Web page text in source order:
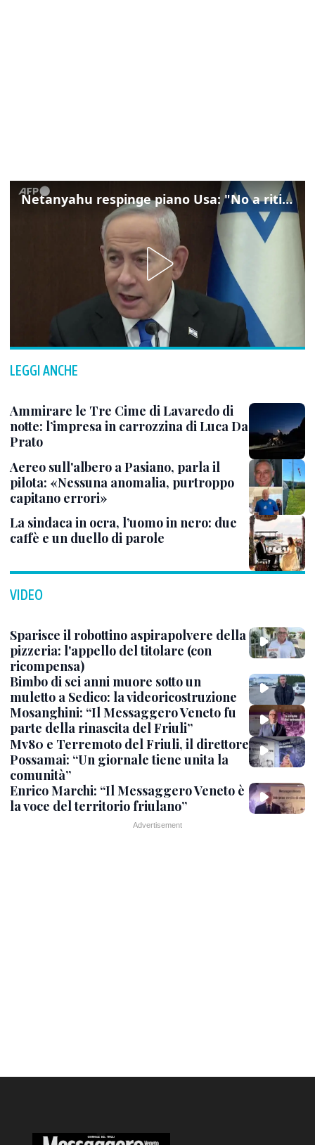
Netanyahu respinge piano Usa: "No a ritiro Idf senza disarmo Hamas"
LEGGI ANCHE
Ammirare le Tre Cime di Lavaredo di
notte: l’impresa in carrozzina di Luca Da
Prato
Aereo sull'albero a Pasiano, parla il
pilota: «Nessuna anomalia, purtroppo
capitano errori»
La sindaca in ocra, l’uomo in nero: due
caffè e un duello di parole
VIDEO
Sparisce il robottino aspirapolvere della
pizzeria: l'appello del titolare (con
ricompensa)
Bimbo di sei anni muore sotto un
muletto a Sedico: la videoricostruzione
Mosanghini: “Il Messaggero Veneto fu
parte della rinascita del Friuli”
Mv80 e Terremoto del Friuli, il direttore
Possamai: “Un giornale tiene unita la
comunità”
Enrico Marchi: “Il Messaggero Veneto è
la voce del territorio friulano”